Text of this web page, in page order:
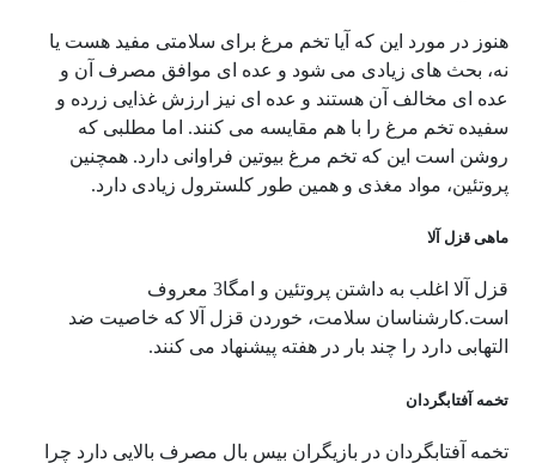
هنوز در مورد این که آیا تخم مرغ برای سلامتی مفید هست یا
نه، بحث های زیادی می شود و عده ای موافق مصرف آن و
عده ای مخالف آن هستند و عده ای نیز ارزش غذایی زرده و
سفیده تخم مرغ را با هم مقایسه می کنند. اما مطلبی که
روشن است این که تخم مرغ بیوتین فراوانی دارد. همچنین
پروتئین، مواد مغذی و همین طور کلسترول زیادی دارد.
ماهی قزل آلا
قزل آلا اغلب به داشتن پروتئین و امگا3 معروف
است.کارشناسان سلامت، خوردن قزل آلا که خاصیت ضد
التهابی دارد را چند بار در هفته پیشنهاد می کنند.
تخمه آفتابگردان
تخمه آفتابگردان در بازیگران بیس بال مصرف بالایی دارد چرا